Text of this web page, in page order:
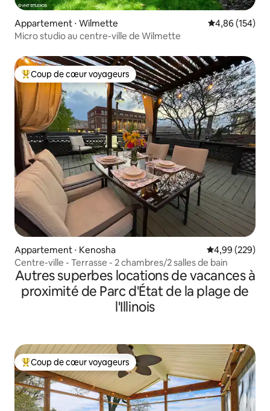
Appartement ⋅ Wilmette Évaluation
4,86 (154)
Micro studio au centre-ville de Wilmette
Coups de cœur voyageurs les plus appréciés
Coup de cœur voyageurs
Appartement ⋅ Kenosha Évaluation
4,99 (229)
Centre-ville - Terrasse - 2 chambres/2 salles de bain
Autres superbes locations de vacances à
proximité de Parc d'État de la plage de
l'Illinois
Coups de cœur voyageurs les plus appréciés
Coup de cœur voyageurs